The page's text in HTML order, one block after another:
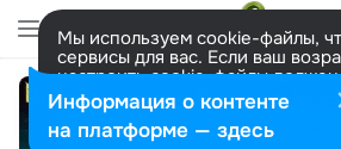
Мы используем cookie-файлы,
сервисы для вас. Если ваш
настроить cookie-файлы
представитель. Больше
Разрешить все Настроить
Информация о контенте
на платформе — здесь